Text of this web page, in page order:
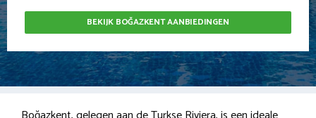
BEKIJK BOĞAZKENT AANBIEDINGEN